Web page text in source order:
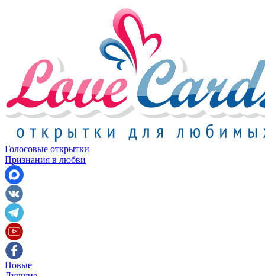
Голосовые открытки
Признания в любви
Новые